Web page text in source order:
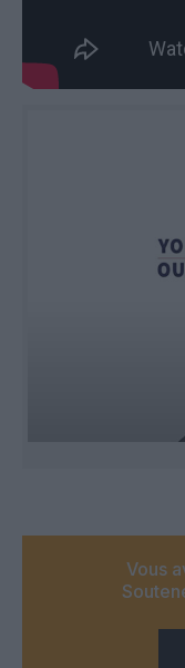
Vous